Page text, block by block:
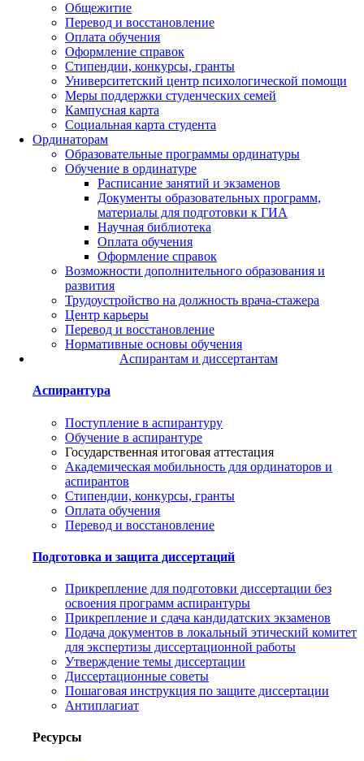
Общежитие
Перевод и восстановление
Оплата обучения
Оформление справок
Стипендии, конкурсы, гранты
Университетский центр психологической помощи
Меры поддержки студенческих семей
Кампусная карта
Социальная карта студента
Ординаторам
Образовательные программы ординатуры
Обучение в ординатуре
Расписание занятий и экзаменов
Документы образовательных программ,
материалы для подготовки к ГИА
Научная библиотека
Оплата обучения
Оформление справок
Возможности дополнительного образования и
развития
Трудоустройство на должность врача-стажера
Центр карьеры
Перевод и восстановление
Нормативные основы обучения
Аспирантам и диссертантам
Аспирантура
Поступление в аспирантуру
Обучение в аспирантуре
Государственная итоговая аттестация
Академическая мобильность для ординаторов и
аспирантов
Стипендии, конкурсы, гранты
Оплата обучения
Перевод и восстановление
Подготовка и защита диссертаций
Прикрепление для подготовки диссертации без
освоения программ аспирантуры
Прикрепление и сдача кандидатских экзаменов
Подача документов в локальный этический комитет
для экспертизы диссертационной работы
Утверждение темы диссертации
Диссертационные советы
Пошаговая инструкция по защите диссертации
Антиплагиат
Ресурсы